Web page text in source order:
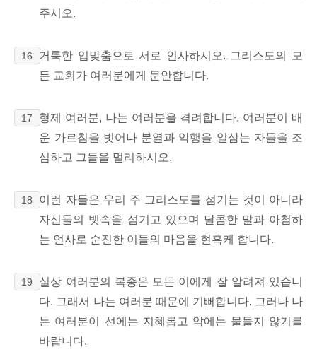
주시오.
16
거룩한 입맞춤으로 서로 인사하시오. 그리스도의 모
든 교회가 여러분에게 문안합니다.
17
형제 여러분, 나는 여러분을 격려합니다. 여러분이 배
운 가르침을 벗어나 분열과 악행을 일삼는 자들을 조
심하고 그들을 멀리하시오.
18
이런 자들은 우리 주 그리스도를 섬기는 것이 아니라
자신들의 뱃속을 섬기고 있으며 달콤한 말과 아첨하
는 언사로 순진한 이들의 마음을 현혹케 합니다.
19
실상 여러분의 복종은 모든 이에게 잘 알려져 있습니
다. 그래서 나는 여러분 때문에 기뻐합니다. 그러나 나
는 여러분이 선에는 지혜롭고 악에는 물들지 않기를
바랍니다.